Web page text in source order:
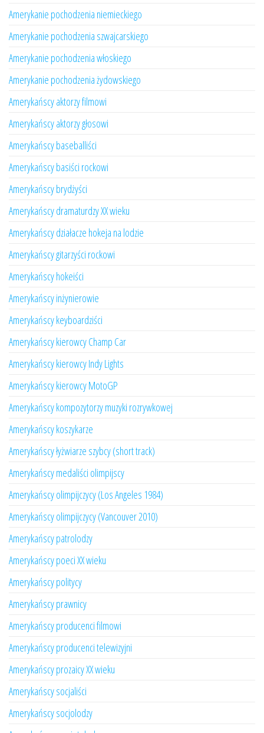
Amerykanie pochodzenia niemieckiego
Amerykanie pochodzenia szwajcarskiego
Amerykanie pochodzenia włoskiego
Amerykanie pochodzenia żydowskiego
Amerykańscy aktorzy filmowi
Amerykańscy aktorzy głosowi
Amerykańscy baseballiści
Amerykańscy basiści rockowi
Amerykańscy brydżyści
Amerykańscy dramaturdzy XX wieku
Amerykańscy działacze hokeja na lodzie
Amerykańscy gitarzyści rockowi
Amerykańscy hokeiści
Amerykańscy inżynierowie
Amerykańscy keyboardziści
Amerykańscy kierowcy Champ Car
Amerykańscy kierowcy Indy Lights
Amerykańscy kierowcy MotoGP
Amerykańscy kompozytorzy muzyki rozrywkowej
Amerykańscy koszykarze
Amerykańscy łyżwiarze szybcy (short track)
Amerykańscy medaliści olimpijscy
Amerykańscy olimpijczycy (Los Angeles 1984)
Amerykańscy olimpijczycy (Vancouver 2010)
Amerykańscy patrolodzy
Amerykańscy poeci XX wieku
Amerykańscy politycy
Amerykańscy prawnicy
Amerykańscy producenci filmowi
Amerykańscy producenci telewizyjni
Amerykańscy prozaicy XX wieku
Amerykańscy socjaliści
Amerykańscy socjolodzy